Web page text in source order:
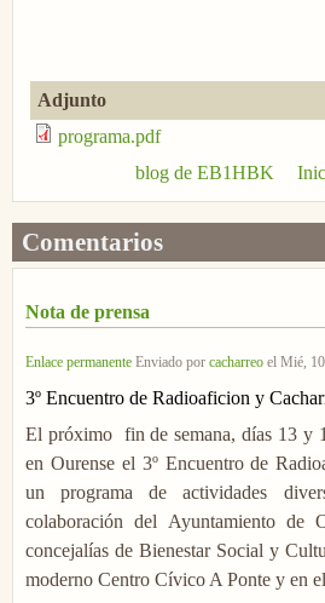
Adjunto
programa.pdf
blog de EB1HBK
Comentarios
Nota de prensa
Enlace permanente Enviado por cacharreo el Mié,
3º Encuentro de Radioaficion y
El próximo fin de semana, días 13 y
en Ourense el 3º Encuentro de
un programa de actividades
colaboración del Ayuntamiento de
concejalías de Bienestar Social y
moderno Centro Cívico A Ponte y en